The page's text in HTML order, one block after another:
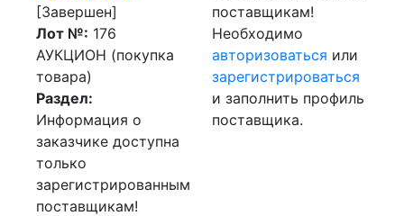
[Завершен]
Лот №: 176
АУКЦИОН (покупка
товара)
Раздел:
Информация о
заказчике доступна
только
зарегистрированным
поставщикам!
поставщикам!
Необходимо
авторизоваться или
зарегистрироваться
и заполнить профиль
поставщика.